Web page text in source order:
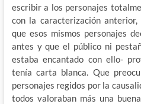
escribir a los personajes
con la caracterización
que esos mismos personajes
antes y que el público ni
estaba encantado con ello-
tenía carta blanca. Que
personajes regidos por la
todos valoraban más una